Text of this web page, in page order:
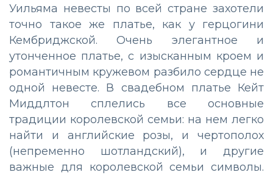
Уильяма невесты по всей стране захотели
точно такое же платье, как у герцогини
Кембриджской. Очень элегантное и
утонченное платье, с изысканным кроем и
романтичным кружевом разбило сердце не
одной невесте. В свадебном платье Кейт
Миддлтон сплелись все основные
традиции королевской семьи: на нем легко
найти и английские розы, и чертополох
(непременно шотландский), и другие
важные для королевской семьи символы.